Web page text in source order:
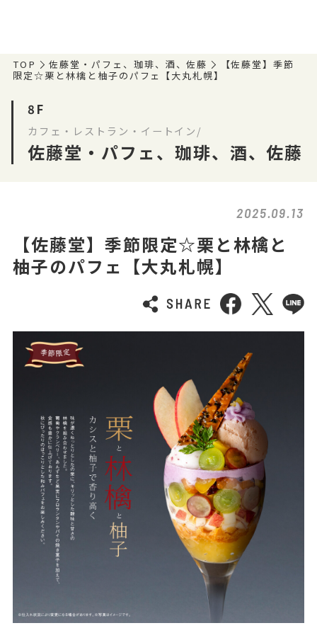
TOP 佐藤堂・パフェ、珈琲、酒、佐藤
【佐藤堂】季節
限定☆栗と林檎と柚子のパフェ【大丸札幌】
8F
カフェ・レストラン・イートイン/
佐藤堂・パフェ、珈琲、酒、佐藤
2025.09.13
【佐藤堂】季節限定☆栗と林檎と
柚子のパフェ【大丸札幌】